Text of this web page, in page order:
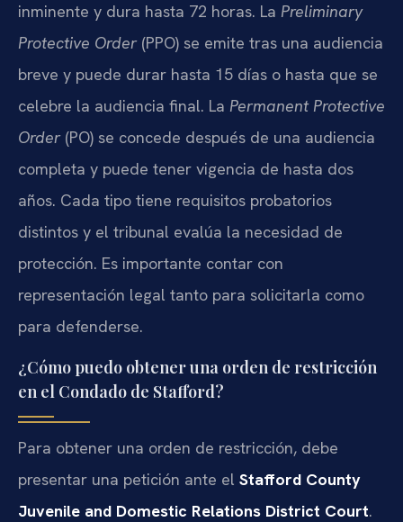
inminente y dura hasta 72 horas. La Preliminary
Protective Order(PPO) se emite tras una audiencia
breve y puede durar hasta 15 días o hasta que se
celebre la audiencia final. La Permanent Protective
Order(PO) se concede después de una audiencia
completa y puede tener vigencia de hasta dos
años. Cada tipo tiene requisitos probatorios
distintos y el tribunal evalúa la necesidad de
protección. Es importante contar con
representación legal tanto para solicitarla como
para defenderse.
¿Cómo puedo obtener una orden de restricción
en el Condado de Stafford?
Para obtener una orden de restricción, debe
presentar una petición ante el Stafford County
Juvenile and Domestic Relations District Court.